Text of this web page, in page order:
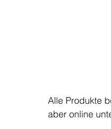
Alle Produkte
aber online